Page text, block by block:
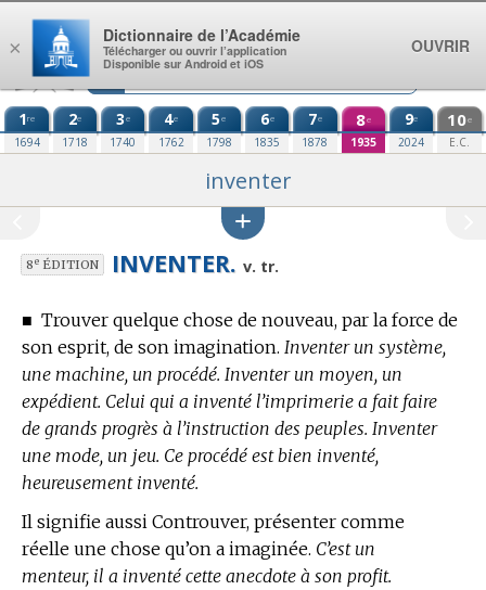
Aller au contenu
1re
1694
2e
1718
3e
1740
4e
1762
5e
1798
6e
1835
7e
1878
8e
1935
9e
2024
10e
E.C.
inventer
8eÉDITION INVENTER. v. tr.
■ Trouver quelque chose de nouveau, par la force de
son esprit, de son imagination. Inventer un système,
une machine, un procédé. Inventer un moyen, un
expédient. Celui qui a inventé l’imprimerie a fait faire
de grands progrès à l’instruction des peuples. Inventer
une mode, un jeu. Ce procédé est bien inventé,
heureusement inventé.
Il signifie aussi Controuver, présenter comme
réelle une chose qu’on a imaginée. C’est un
menteur, il a inventé cette anecdote à son profit.
×
Dictionnaire de l’Académie
Télécharger ou ouvrir l’application
Disponible sur Android et iOS
OUVRIR